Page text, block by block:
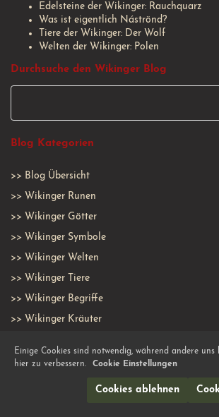
Edelsteine der Wikinger: Rauchquarz
Was ist eigentlich Náströnd?
Tiere der Wikinger: Der Wolf
Welten der Wikinger: Polen
Durchsuche den Wikinger Blog
Blog Kategorien
>> Blog Übersicht
>> Wikinger Runen
>> Wikinger Götter
>> Wikinger Symbole
>> Wikinger Welten
>> Wikinger Tiere
>> Wikinger Begriffe
>> Wikinger Kräuter
>>Wikinger Geschichten
Einige Cookies sind notwendig, während andere uns
hier zu verbessern.
Cookie Einstellungen
Cookies ablehnen